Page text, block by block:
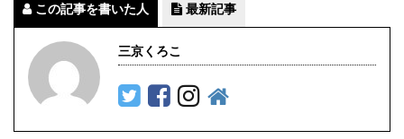
この記事を書いた人 最新記事
三京くろこ